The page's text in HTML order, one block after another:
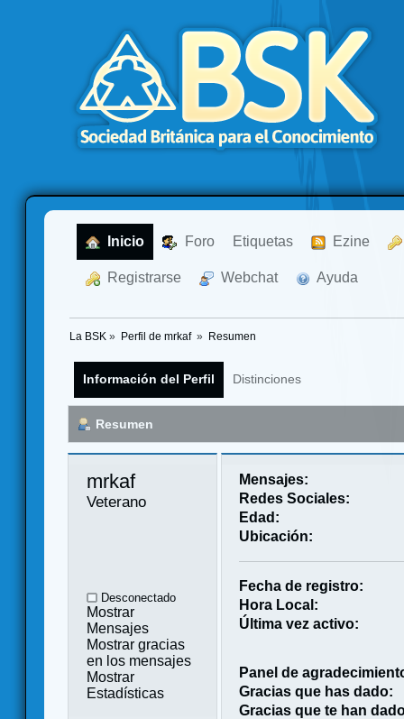
Inicio Foro Etiquetas Ezine
Registrarse Webchat Ayuda
La BSK » Perfil de mrkaf » Resumen
Información del Perfil Distinciones
Resumen
mrkaf
Veterano
Desconectado
Mostrar
Mensajes
Mostrar gracias
en los mensajes
Mostrar
Estadísticas
Mensajes:
Redes Sociales:
Edad:
Ubicación:
Fecha de registro:
Hora Local:
Última vez activo:
Panel de
Gracias que has dado:
Gracias que te han